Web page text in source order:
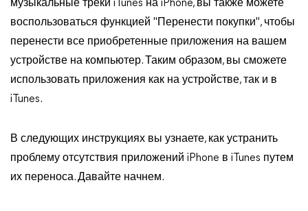
музыкальные треки iTunes на iPhone, вы также можете
воспользоваться функцией "Перенести покупки", чтобы
перенести все приобретенные приложения на вашем
устройстве на компьютер. Таким образом, вы сможете
использовать приложения как на устройстве, так и в
iTunes.
В следующих инструкциях вы узнаете, как устранить
проблему отсутствия приложений iPhone в iTunes путем
их переноса. Давайте начнем.